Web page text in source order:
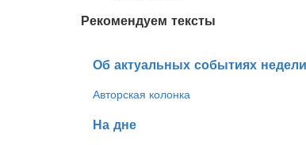
Рекомендуем тексты
​Об актуальных событиях
Авторская колонка
​На дне